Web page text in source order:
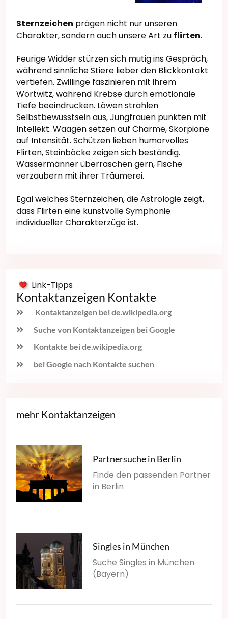
Sternzeichen prägen nicht nur unseren
Charakter, sondern auch unsere Art zu flirten.
Feurige Widder stürzen sich mutig ins Gespräch,
während sinnliche Stiere lieber den Blickkontakt
vertiefen. Zwillinge faszinieren mit ihrem
Wortwitz, während Krebse durch emotionale
Tiefe beeindrucken. Löwen strahlen
Selbstbewusstsein aus, Jungfrauen punkten mit
Intellekt. Waagen setzen auf Charme, Skorpione
auf Intensität. Schützen lieben humorvolles
Flirten, Steinböcke zeigen sich beständig.
Wassermänner überraschen gern, Fische
verzaubern mit ihrer Träumerei.
Egal welches Sternzeichen, die Astrologie zeigt,
dass Flirten eine kunstvolle Symphonie
individueller Charakterzüge ist.
Link-Tipps
Kontaktanzeigen Kontakte
Kontaktanzeigen bei de.wikipedia.org
Suche von Kontaktanzeigen bei Google
Kontakte bei de.wikipedia.org
bei Google nach Kontakte suchen
mehr Kontaktanzeigen
Partnersuche in Berlin
Finde den passenden Partner
in Berlin
Singles in München
Suche Singles in München
(Bayern)